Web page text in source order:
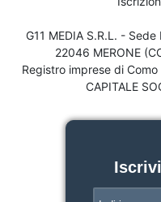
G11 MEDIA S.R.L. -
22046 MERONE
Registro imprese di
CAPITALE